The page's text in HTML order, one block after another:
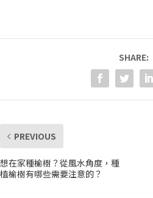
SHARE:
PREVIOUS
想在家種榆樹？從風水角度，種
植榆樹有哪些需要注意的？